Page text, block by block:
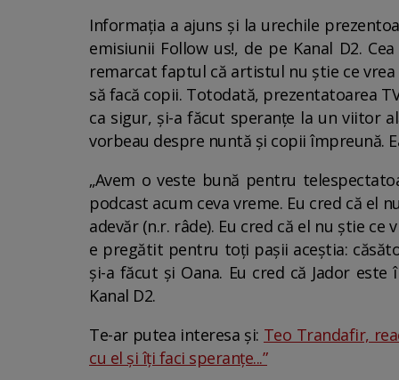
Informația a ajuns și la urechile
emisiunii Follow us!, de pe Kanal D2.
remarcat faptul că artistul nu știe ce vrea
să facă copii. Totodată, prezentatoarea
ca sigur, și-a făcut speranțe la un viitor
vorbeau despre nuntă și copii împreună.
„Avem o veste bună pentru
podcast acum ceva vreme. Eu cred că el
adevăr (n.r. râde). Eu cred că el nu știe
e pregătit pentru toți pașii aceștia:
și-a făcut și Oana. Eu cred că Jador
Kanal D2.
Te-ar putea interesa și: Teo Trandafir,
cu el și îți faci speranțe...”